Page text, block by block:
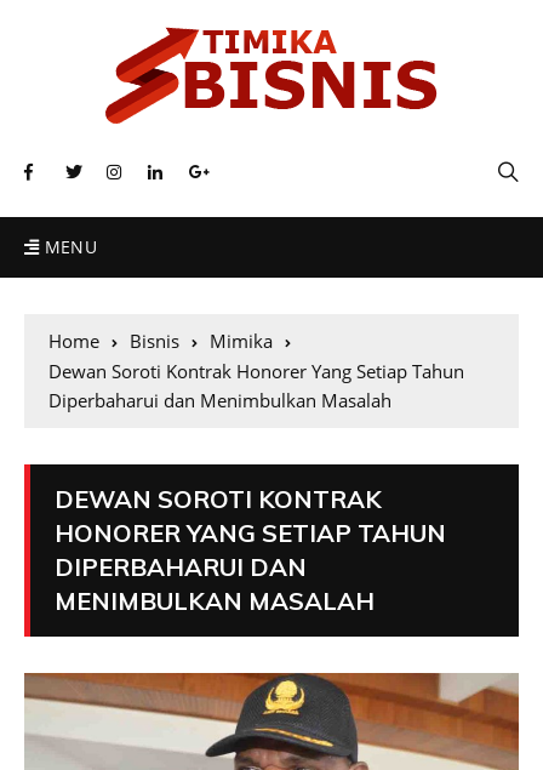
MENU
Home Bisnis
Mimika
Dewan Soroti Kontrak Honorer Yang Setiap Tahun
Diperbaharui dan Menimbulkan Masalah
DEWAN SOROTI KONTRAK
HONORER YANG SETIAP TAHUN
DIPERBAHARUI DAN
MENIMBULKAN MASALAH